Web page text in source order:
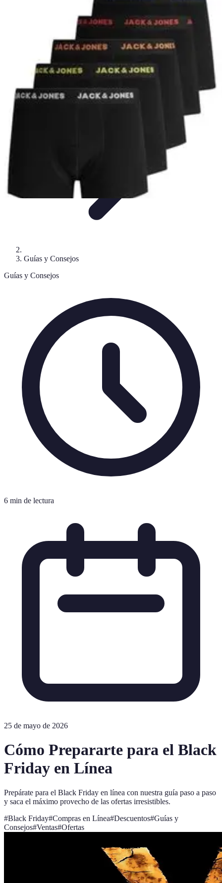
Consejos de CompraGuías de
Análisis de ExpertosConsejos de Compras
Black Friday en Línea
Guías y Consejos
Guías y Consejos
6 min de lectura
25 de mayo de 2026
Cómo Prepararte para el Black
Friday en Línea
Prepárate para el Black Friday en línea con nuestra guía paso a paso
y saca el máximo provecho de las ofertas irresistibles.
#Black Friday#Compras en Línea#Descuentos#Guías y
Consejos#Ventas#Ofertas